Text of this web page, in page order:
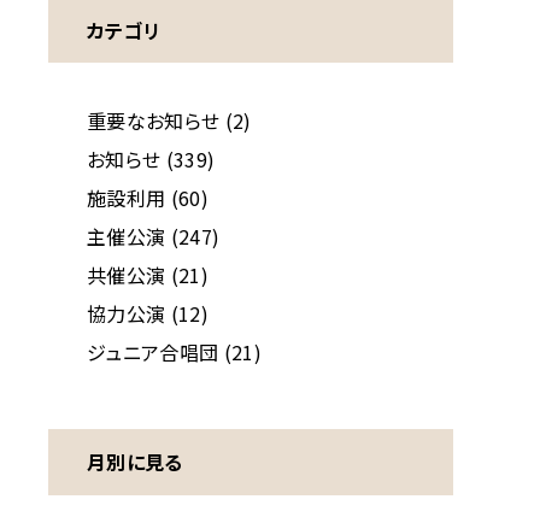
カテゴリ
重要なお知らせ (2)
お知らせ (339)
施設利用 (60)
主催公演 (247)
共催公演 (21)
協力公演 (12)
ジュニア合唱団 (21)
月別に見る